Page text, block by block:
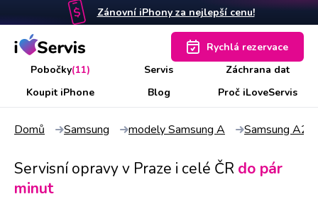
Zánovní iPhony za nejlepší cenu!
Pobočky(11) Servis
Záchrana dat
Koupit iPhone
Blog Proč iLoveServis
Rychlá rezervace
Domů Samsung modely Samsung A Samsung
Servisní opravy v Praze i celé ČR do pár
minut